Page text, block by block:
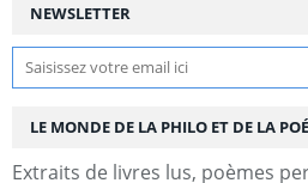
NEWSLETTER
LE MONDE DE LA PHILO ET DE LA
Extraits de livres lus, poèmes